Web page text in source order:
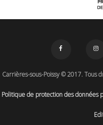
Carrières-sous-Poissy © 2017. Tous
Politique de protection des données